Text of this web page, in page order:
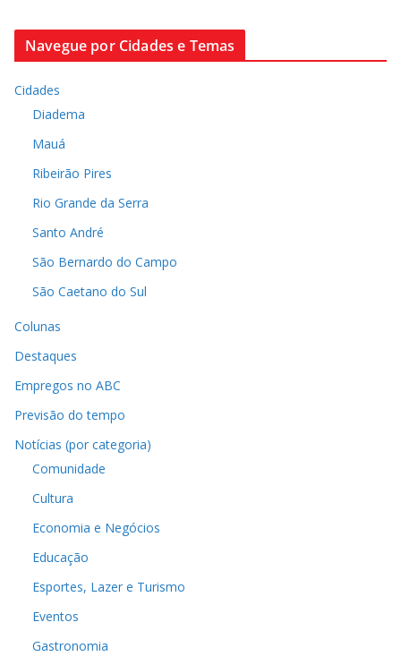
Navegue por Cidades e Temas
Cidades
Diadema
Mauá
Ribeirão Pires
Rio Grande da Serra
Santo André
São Bernardo do Campo
São Caetano do Sul
Colunas
Destaques
Empregos no ABC
Previsão do tempo
Notícias (por categoria)
Comunidade
Cultura
Economia e Negócios
Educação
Esportes, Lazer e Turismo
Eventos
Gastronomia